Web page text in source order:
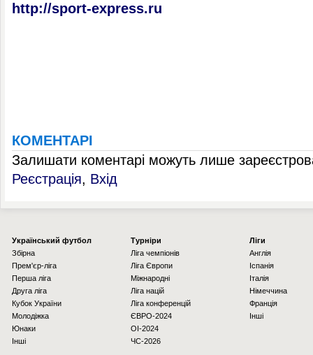
http://sport-express.ru
КОМЕНТАРІ
Залишати коментарі можуть лише
Реєстрація, Вхід
Українcький футбол
Збірна
Прем'єр-ліга
Перша ліга
Друга ліга
Кубок України
Молодіжка
Юнаки
Інші
Турніри
Ліга чемпіонів
Ліга Європи
Міжнародні
Ліга націй
Ліга конференцій
ЄВРО-2024
OI-2024
ЧС-2026
Ліги
Англія
Іспанія
Італія
Німеччина
Франція
Інші